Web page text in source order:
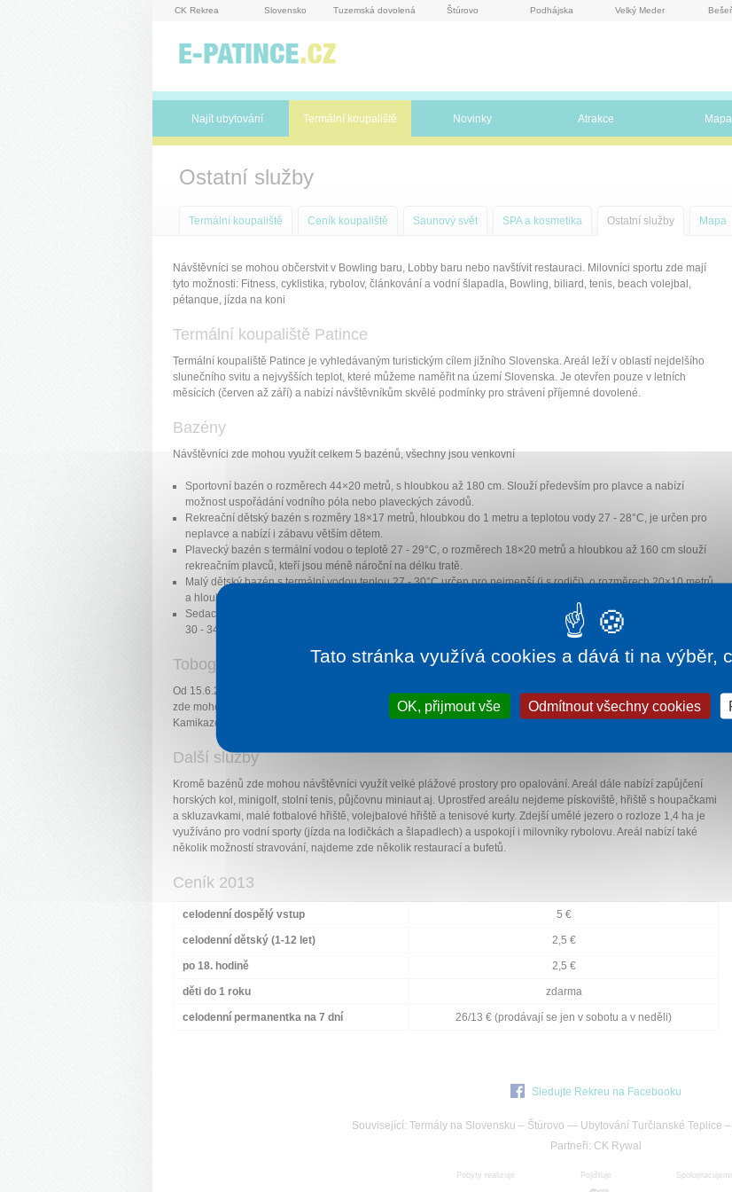
CK Rekrea Slovensko Tuzemská dovolená Štúrovo Podhájska Velký Meder
Najít ubytování Termální koupaliště Novinky Atrakce Mapa
Ostatní služby
Termální koupaliště Ceník koupaliště Saunový svět SPA a kosmetika Ostatní služby Mapa
Návštěvníci se mohou občerstvit v Bowling baru, Lobby baru nebo navštívit restauraci. Milovníci sportu zde mají
tyto možnosti: Fitness, cyklistika, rybolov, článkování a vodní šlapadla, Bowling, biliard, tenis, beach volejbal,
pétanque, jízda na koni
Termální koupaliště Patince
Termální koupaliště Patince je vyhledávaným turistickým cílem jižního Slovenska. Areál leží v oblastí nejdelšího
slunečního svitu a nejvyšších teplot, které můžeme naměřit na území Slovenska. Je otevřen pouze v letních
měsících (červen až září) a nabízí návštěvníkům skvělé podmínky pro strávení příjemné dovolené.
Bazény
Návštěvníci zde mohou využít celkem 5 bazénů, všechny jsou venkovní
Sportovní bazén o rozměrech 44×20 metrů, s hloubkou až 180 cm. Slouží především pro plavce a nabízí
možnost uspořádání vodního póla nebo plaveckých závodů.
Rekreační dětský bazén s rozměry 18×17 metrů, hloubkou do 1 metru a teplotou vody 27 - 28°C, je určen pro
neplavce a nabízí i zábavu větším dětem.
Plavecký bazén s termální vodou o teplotě 27 - 29°C, o rozměrech 18×20 metrů a hloubkou až 160 cm slouží
rekreačním plavců, kteří jsou méně nároční na délku tratě.
Malý dětský bazén s termální vodou teplou 27 - 30°C určen pro nejmenší (i s rodiči), o rozměrech 20×10 metrů
a hloubkou vody v rozmezí 20 - 40 cm.
Sedací (oddychový bazén) s hloubkou 95 cm, o rozměrech 18×16 metrů, naplněn termální vodou s teplotami
30 - 34°C nabízí zážitek i v zamračeném počasí
Tobogánový svět
Od 15.6.2012 je zde nově otevřen Tobogánový svět s dopadovým bazénem o velikosti 10×12 metrů. Návštěvníci
zde mohou sjíždět na 3 velkých tobogánech s celkovou délkou 150 metrů! Najdeme zde tobogán Anaconda,
Kamikaze a Family super skluzavky.
Další služby
Kromě bazénů zde mohou návštěvníci využít velké plážové prostory pro opalování. Areál dále nabízí zapůjčení
horských kol, minigolf, stolní tenis, půjčovnu miniaut aj. Uprostřed areálu nejdeme pískoviště, hřiště s houpačkami
a skluzavkami, malé fotbalové hřiště, volejbalové hřiště a tenisové kurty. Zdejší umělé jezero o rozloze 1,4 ha je
využíváno pro vodní sporty (jízda na lodičkách a šlapadlech) a uspokojí i milovníky rybolovu. Areál nabízí také
několik možností stravování, najdeme zde několik restaurací a bufetů.
Ceník 2013
celodenní dospělý vstup 5 €
celodenní dětský (1-12 let) 2,5 €
po 18. hodině 2,5 €
děti do 1 roku zdarma
celodenní permanentka na 7 dní 26/13 € (prodávají se jen v sobotu a v neděli)
Sledujte Rekreu na Facebooku
Související: Termály na Slovensku – Štúrovo — Ubytování Turčianské Teplice –
Partneři: CK Rywal
Pobyty realizuje Pojišťuje
Tato stránka využívá cookies a dává ti na výběr,
OK, přijmout vše Odmítnout všechny cookies